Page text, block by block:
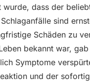
dass der
sind
Schäden zu
bekannt war,
Symptome
und der